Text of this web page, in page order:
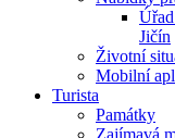
Jičín
Životní
Mobilní
Turista
Památky
Zajímavá